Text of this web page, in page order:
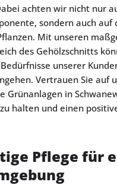
achten wir nicht nur
sondern auch auf
Mit unseren
des Gehölzschnitts
unserer
Vertrauen Sie auf
Grünanlagen in
halten und einen
Pflege für